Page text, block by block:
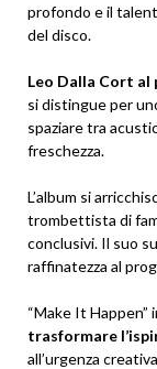
profondo e il
del disco.
Leo Dalla Cort
si distingue per
spaziare tra
freschezza.
L’album si
trombettista di
conclusivi. Il suo
raffinatezza al
“Make It
trasformare
all’urgenza